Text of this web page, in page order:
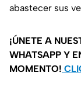
abastecer sus
¡ÚNETE A
WHATSAPP Y
MOMENTO!